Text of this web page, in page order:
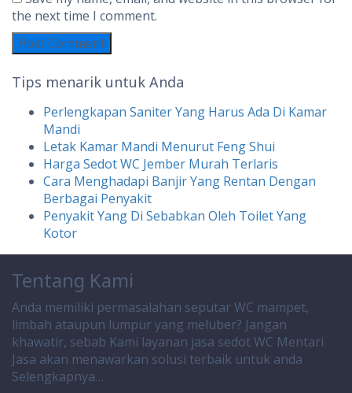
the next time I comment.
Tips menarik untuk Anda
Perlengkapan Saniter Yang Harus Ada Di Kamar
Mandi
Letak Kamar Mandi Menurut Feng Shui
Harga Sedot WC Jember Murah Terlaris
Cara Menghadapi Banjir Yang Rentan Dengan
Berbagai Penyakit
Penyakit Yang Di Sebabkan Oleh Toilet Yang
Kotor
Tentang Kami
Anda memiliki permasalahan seputar WC mampet,
limbah ataupun lumpur yang meluber? Jangan
khawatir, sebab Kami layanan jasa sedot WC Mentari
Jasa akan menawarkan solusi terbaik untuk anda
Selengkapnya…